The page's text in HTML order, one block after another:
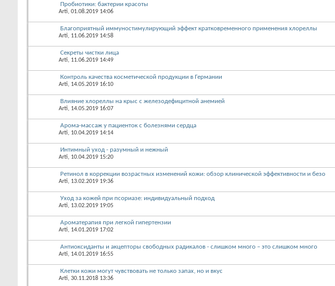
Пробиотики: бактерии красоты
Arti, 01.08.2019 14:06
Благоприятный иммуностимулирующий эффект кратковременного применения хлореллы
Arti, 11.06.2019 14:58
Секреты чистки лица
Arti, 11.06.2019 14:49
Контроль качества косметической продукции в Германии
Arti, 14.05.2019 16:10
Влияние хлореллы на крыс с железодефицитной анемией
Arti, 14.05.2019 16:07
Арома-массаж у пациенток с болезнями сердца
Arti, 10.04.2019 14:14
Интимный уход - разумный и нежный
Arti, 10.04.2019 15:20
Ретинол в коррекции возрастных изменений кожи: обзор клинической эффективности и безо
Arti, 13.02.2019 19:36
Уход за кожей при псориазе: индивидуальный подход
Arti, 13.02.2019 19:05
Ароматерапия при легкой гипертензии
Arti, 14.01.2019 17:02
Антиоксиданты и акцепторы свободных радикалов - слишком много – это слишком много
Arti, 14.01.2019 16:55
Клетки кожи могут чувствовать не только запах, но и вкус
Arti, 30.11.2018 13:36